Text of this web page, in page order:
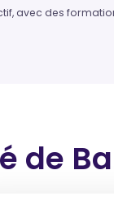
avec des
de